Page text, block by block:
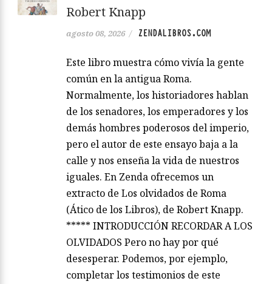
Robert Knapp
agosto 08, 2026 / ZENDALIBROS.COM
Este libro muestra cómo vivía la gente
común en la antigua Roma.
Normalmente, los historiadores hablan
de los senadores, los emperadores y los
demás hombres poderosos del imperio,
pero el autor de este ensayo baja a la
calle y nos enseña la vida de nuestros
iguales. En Zenda ofrecemos un
extracto de Los olvidados de Roma
(Ático de los Libros), de Robert Knapp.
***** INTRODUCCIÓN RECORDAR A LOS
OLVIDADOS Pero no hay por qué
desesperar. Podemos, por ejemplo,
completar los testimonios de este